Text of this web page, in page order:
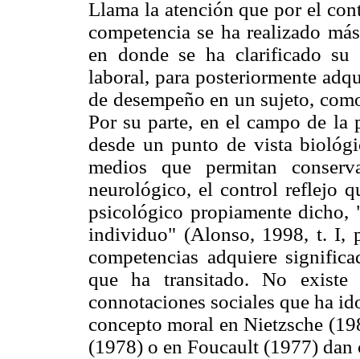
Llama la atención que por el
competencia se ha realizado
en donde se ha clarificado
laboral, para posteriormente
de desempeño en un sujeto,
Por su parte, en el campo de la
desde un punto de vista
medios que permitan
neurológico, el control reflejo
psicológico propiamente dicho,
individuo" (Alonso, 1998, t. I,
competencias adquiere
que ha transitado. No existe
connotaciones sociales que ha
concepto moral en Nietzsche
(1978) o en Foucault (1977) dan